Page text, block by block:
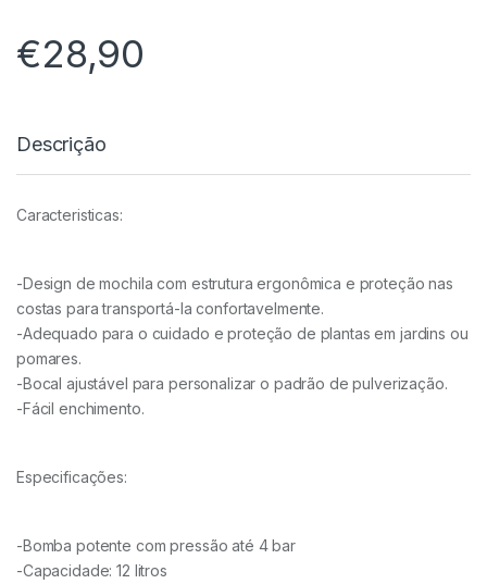
€28,90
Descrição
Caracteristicas:
-Design de mochila com estrutura ergonômica e proteção nas
costas para transportá-la confortavelmente.
-Adequado para o cuidado e proteção de plantas em jardins ou
pomares.
-Bocal ajustável para personalizar o padrão de pulverização.
-Fácil enchimento.
Especificações:
-Bomba potente com pressão até 4 bar
-Capacidade: 12 litros